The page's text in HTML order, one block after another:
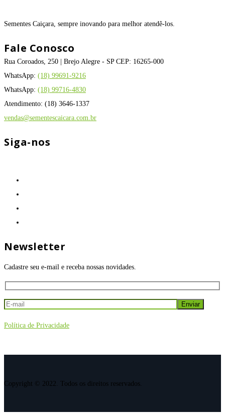
Sementes Caiçara, sempre inovando para melhor atendê-los.
Fale Conosco
Rua Coroados, 250 | Brejo Alegre - SP CEP: 16265-000
WhatsApp: (18) 99691-9216
WhatsApp: (18) 99716-4830
Atendimento: (18) 3646-1337
vendas@sementescaicara.com.br
Siga-nos
Newsletter
Cadastre seu e-mail e receba nossas novidades.
Política de Privacidade
Copyright © 2022. Todos os direitos reservados.